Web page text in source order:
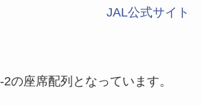
JAL公式サイト
の座席配列となっています。